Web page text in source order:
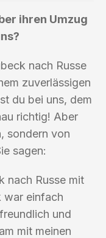
ihren Umzug
nach Russe
zuverlässigen
du bei uns, dem
richtig! Aber
sondern von
sagen:
nach Russe mit
war einfach
und
mit meinen